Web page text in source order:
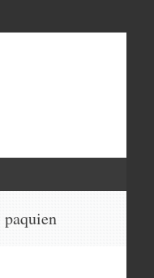
paquien